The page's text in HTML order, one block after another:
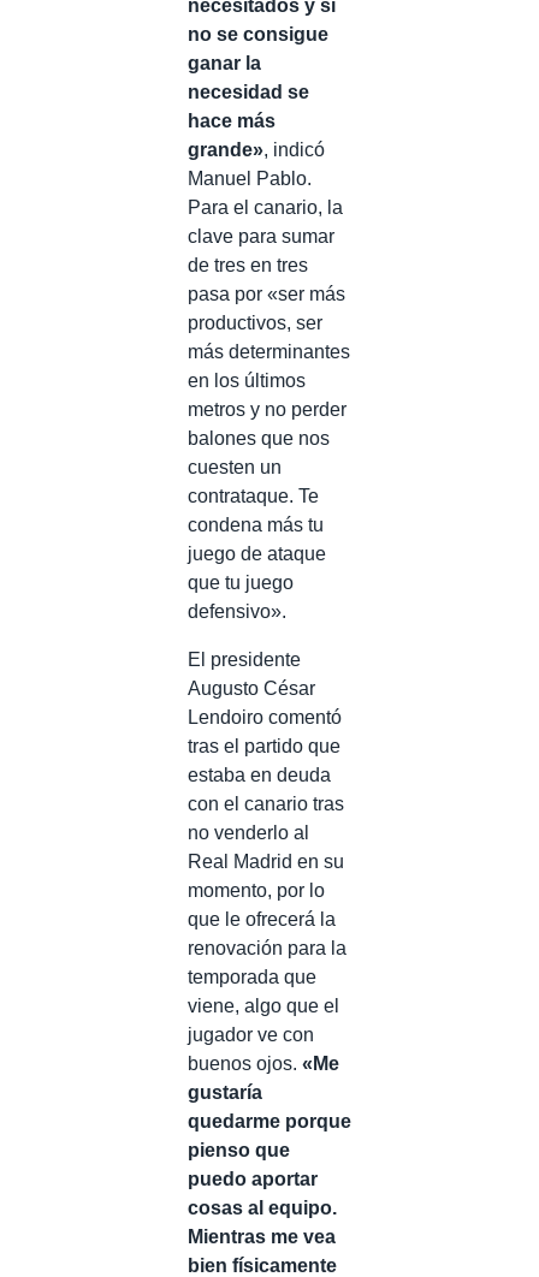
necesitados y si
no se consigue
ganar la
necesidad se
hace más
grande», indicó
Manuel Pablo.
Para el canario, la
clave para sumar
de tres en tres
pasa por «ser más
productivos, ser
más determinantes
en los últimos
metros y no perder
balones que nos
cuesten un
contrataque. Te
condena más tu
juego de ataque
que tu juego
defensivo».
El presidente
Augusto César
Lendoiro comentó
tras el partido que
estaba en deuda
con el canario tras
no venderlo al
Real Madrid en su
momento, por lo
que le ofrecerá la
renovación para la
temporada que
viene, algo que el
jugador ve con
buenos ojos. «Me
gustaría
quedarme porque
pienso que
puedo aportar
cosas al equipo.
Mientras me vea
bien físicamente